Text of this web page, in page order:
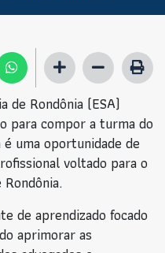
de Rondônia (ESA)
para compor a turma do
uma oportunidade de
voltado para o
de aprendizado focado
aprimorar as